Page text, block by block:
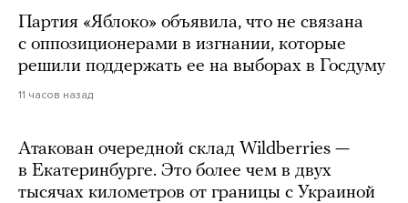
Партия «Яблоко» объявила, что не связана
с оппозиционерами в изгнании, которые
решили поддержать ее на выборах в Госдуму
11 часов назад
Атакован очередной склад Wildberries —
в Екатеринбурге. Это более чем в двух
тысячах километров от границы с Украиной